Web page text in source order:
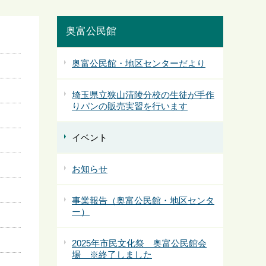
奥富公民館
奥富公民館・地区センターだより
埼玉県立狭山清陵分校の生徒が手作
りパンの販売実習を行います
イベント
お知らせ
事業報告（奥富公民館・地区センタ
ー）
2025年市民文化祭 奥富公民館会
場 ※終了しました